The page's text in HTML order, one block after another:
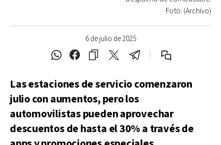
6 de julio de 2025
Foto: (Archivo)
Las estaciones de servicio comenzaron
julio con aumentos, pero los
automovilistas pueden aprovechar
descuentos de hasta el 30% a través de